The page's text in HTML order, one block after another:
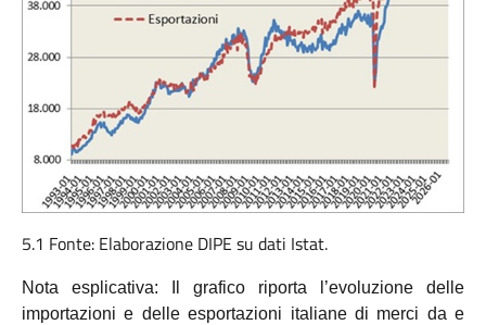
5.1 Fonte: Elaborazione DIPE su dati Istat.
Nota esplicativa: Il grafico riporta l’evoluzione delle
importazioni e delle esportazioni italiane di merci da e